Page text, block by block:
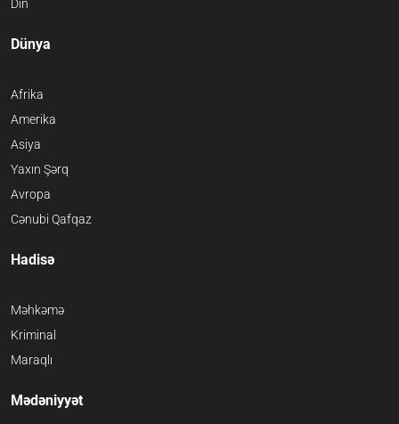
Din
Dünya
Afrika
Amerika
Asiya
Yaxın Şərq
Avropa
Cənubi Qafqaz
Hadisə
Məhkəmə
Kriminal
Maraqlı
Mədəniyyət